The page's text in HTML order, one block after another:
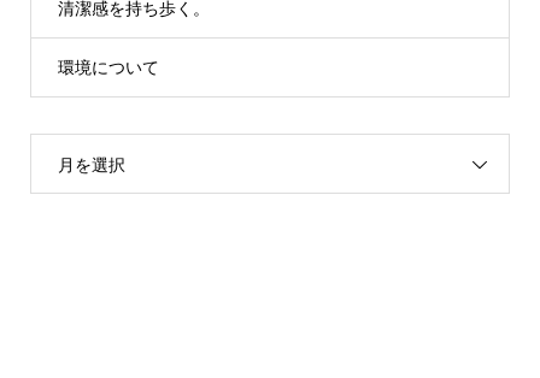
清潔感を持ち歩く。
環境について
月を選択